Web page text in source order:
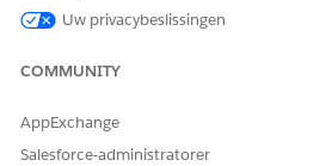
Giv os besked, så vi kan
Uw privacybeslissingen
COMMUNITY
AppExchange
Salesforce-administratorer